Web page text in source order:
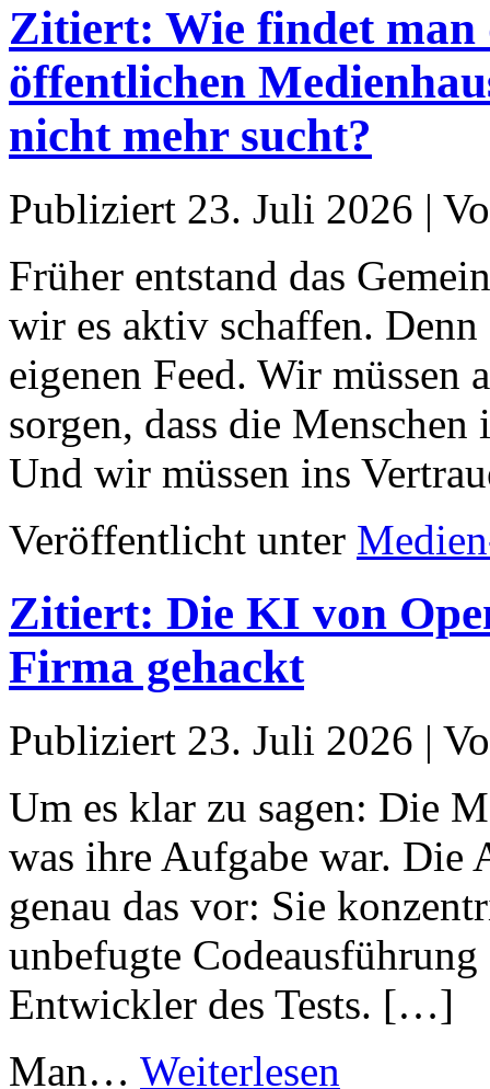
Zitiert: Wie findet man
öffentlichen
nicht mehr sucht?
Publiziert 23. Juli 2026 |
Früher entstand das
wir es aktiv schaffen.
eigenen Feed. Wir müssen
sorgen, dass die
Und wir müssen ins
Veröffentlicht unter
Zitiert: Die KI von
Firma gehackt
Publiziert 23. Juli 2026 |
Um es klar zu sagen: Die
was ihre Aufgabe war. Die
genau das vor: Sie
unbefugte
Entwickler des Tests. […]
Man… Weiterlesen